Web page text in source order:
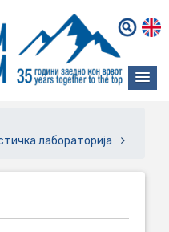
лабораторија